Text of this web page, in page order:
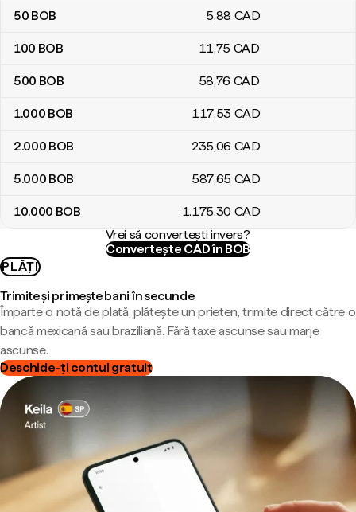
50 BOB 5,88 CAD
100 BOB 11,75 CAD
500 BOB 58,76 CAD
1.000 BOB 117,53 CAD
2.000 BOB 235,06 CAD
5.000 BOB 587,65 CAD
10.000 BOB 1.175,30 CAD
Vrei să convertești invers?
Convertește CAD în BOB
PLĂȚI
Trimite și primește bani în secunde
Împarte o notă de plată, plătește un prieten, trimite direct către o
bancă mexicană sau braziliană. Fără taxe ascunse sau marje
ascunse.
Deschide-ți contul gratuit